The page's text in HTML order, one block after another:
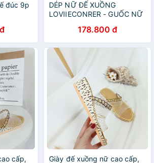
đúc 9p
DÉP NỮ ĐẾ XUỒNG
LOVIIECONRER - GUỐC NỮ
7CM ĐAN CHÉO - GUỐC NỮ
ĐẾ XUỒNG D200801
D211013
178.800 đ
cấp,
Giày đế xuồng nữ cao cấp,